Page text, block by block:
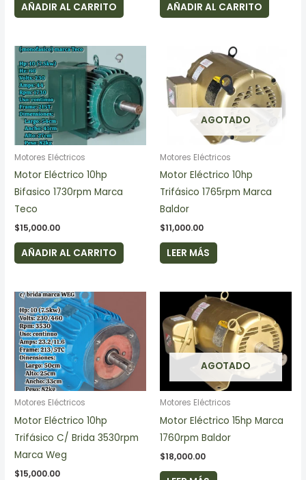
AÑADIR AL CARRITO AÑADIR AL CARRITO
Motores Eléctricos
Motor Eléctrico 10hp
Bifasico 1730rpm Marca
Teco
$15,000.00
AÑADIR AL CARRITO
AGOTADO
Motores Eléctricos
Motor Eléctrico 10hp
Trifásico 1765rpm Marca
Baldor
$11,000.00
LEER MÁS
Motores Eléctricos
Motor Eléctrico 10hp
Trifásico C/ Brida 3530rpm
Marca Weg
$15,000.00
AGOTADO
Motores Eléctricos
Motor Eléctrico 15hp Marca
1760rpm Baldor
$18,000.00